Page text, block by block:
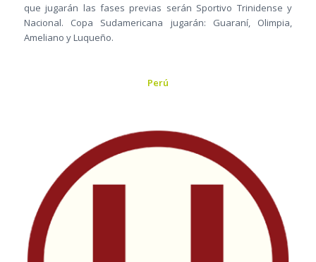
que jugarán las fases previas serán Sportivo Trinidense y
Nacional. Copa Sudamericana jugarán: Guaraní, Olimpia,
Ameliano y Luqueño.
Perú